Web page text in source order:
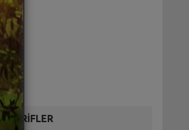
TARİFLER